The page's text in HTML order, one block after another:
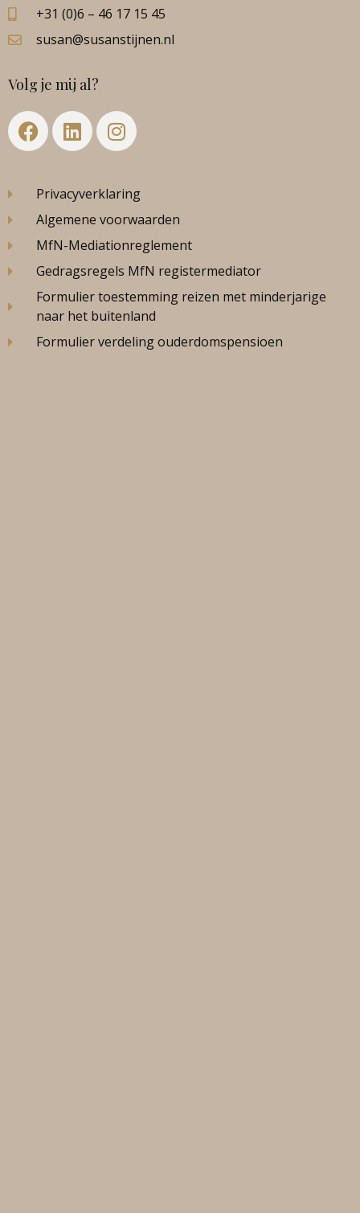
+31 (0)6 – 46 17 15 45
susan@susanstijnen.nl
Volg je mij al?
Privacyverklaring
Algemene voorwaarden
MfN-Mediationreglement
Gedragsregels MfN registermediator
Formulier toestemming reizen met minderjarige
naar het buitenland
Formulier verdeling ouderdomspensioen